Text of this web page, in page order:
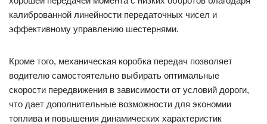
калиброванной линейности передаточных чисел и
эффективному управлению шестернями.
Кроме того, механическая коробка передач позволяет
водителю самостоятельно выбирать оптимальные
скорости передвижения в зависимости от условий дороги,
что дает дополнительные возможности для экономии
топлива и повышения динамических характеристик